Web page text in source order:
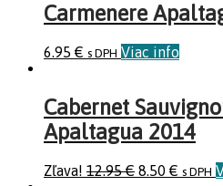
Carmenere
6.95 € s DPH Viac info
Cabernet
Apaltagua 2014
Zľava! 12.95€ 8.50 € s DPH